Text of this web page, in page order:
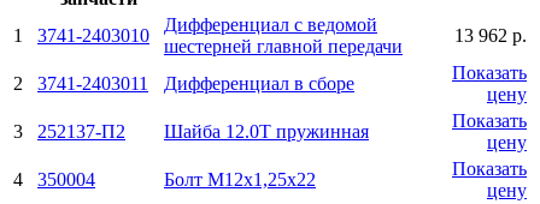
1 3741-2403010
Дифференциал с ведомой
шестерней главной передачи
13 962 р.
2 3741-2403011 Дифференциал в сборе
Показать
цену
3
252137-П2 Шайба 12.0Т пружинная
Показать
цену
4
350004 Болт М12х1,25х22
Показать
цену